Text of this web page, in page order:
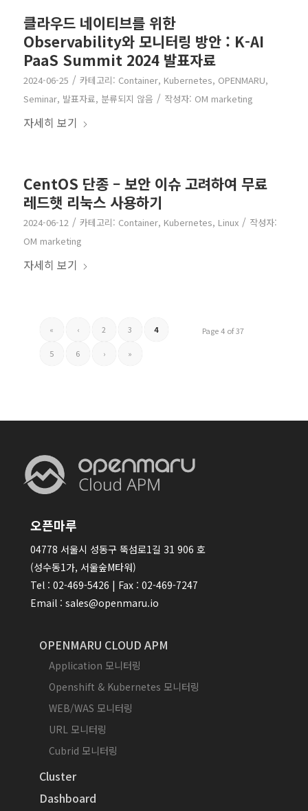
클라우드 네이티브를 위한
Observability와 모니터링 방안 : K-AI
PaaS Summit 2024 발표자료
2024-06-25 / 카테고리: Container, Kubernetes, OPENMARU,
Seminar, 발표자료, 분류되지 않음 / 작성자: OM marketing
자세히 보기
CentOS 단종 – 보안 이슈 고려하여 무료
레드햇 리눅스 사용하기
2024-06-12 / 카테고리: Container, Kubernetes, Linux / 작성자:
OM marketing
자세히 보기
Page 4 of 37
« ‹ 2 3 4
5 6 › »
오픈마루
04778 서울시 성동구 뚝섬로1길 31 906 호
(성수동1가, 서울숲M타워)
Tel : 02-469-5426 | Fax : 02-469-7247
Email : sales@openmaru.io
OPENMARU CLOUD APM
Application 모니터링
Openshift & Kubernetes 모니터링
WEB/WAS 모니터링
URL 모니터링
Cubrid 모니터링
Cluster
Dashboard